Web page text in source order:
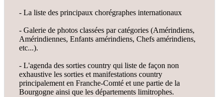
- La liste des principaux chorégraphes internationaux
- Galerie de photos classées par catégories (Amérindiens,
Amérindiennes, Enfants amérindiens, Chefs amérindiens,
etc...).
- L'agenda des sorties country qui liste de façon non
exhaustive les sorties et manifestations country
principalement en Franche-Comté et une partie de la
Bourgogne ainsi que les départements limitrophes.